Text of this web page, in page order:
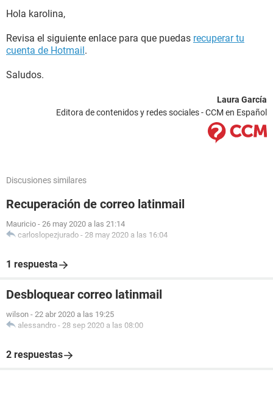
Hola karolina,
Revisa el siguiente enlace para que puedas recuperar tu
cuenta de Hotmail.
Saludos.
Laura García
Editora de contenidos y redes sociales - CCM en Español
Discusiones similares
Recuperación de correo latinmail
Mauricio - 26 may 2020 a las 21:14
carloslopezjurado - 28 may 2020 a las 16:04
1 respuesta
Desbloquear correo latinmail
wilson - 22 abr 2020 a las 19:25
alessandro - 28 sep 2020 a las 08:00
2 respuestas